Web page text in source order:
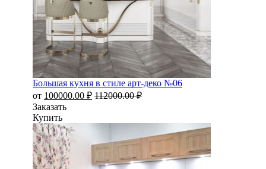
Большая кухня в стиле арт-деко №06
от 100000.00 ₽ 112000.00₽
Заказать
Купить